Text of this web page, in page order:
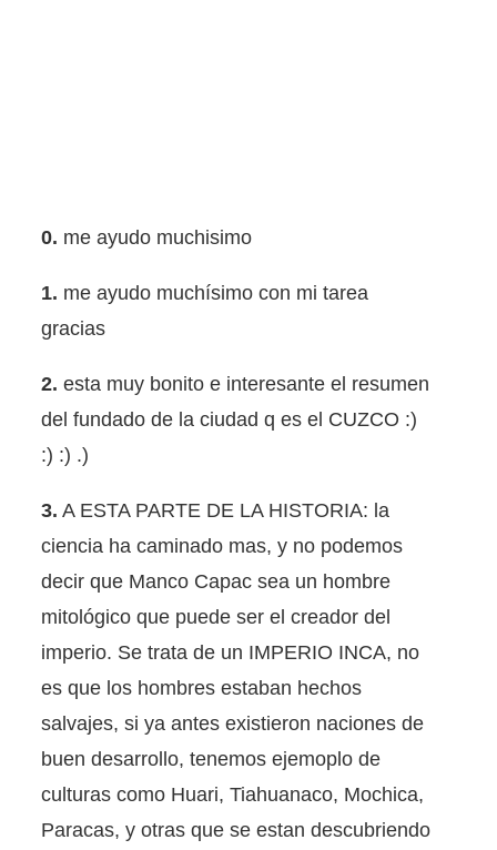
0. me ayudo muchisimo
1. me ayudo muchísimo con mi tarea
gracias
2. esta muy bonito e interesante el resumen
del fundado de la ciudad q es el CUZCO :)
:) :) .)
3. A ESTA PARTE DE LA HISTORIA: la
ciencia ha caminado mas, y no podemos
decir que Manco Capac sea un hombre
mitológico que puede ser el creador del
imperio. Se trata de un IMPERIO INCA, no
es que los hombres estaban hechos
salvajes, si ya antes existieron naciones de
buen desarrollo, tenemos ejemoplo de
culturas como Huari, Tiahuanaco, Mochica,
Paracas, y otras que se estan descubriendo